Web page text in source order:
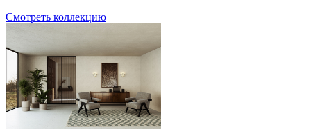
Смотреть коллекцию